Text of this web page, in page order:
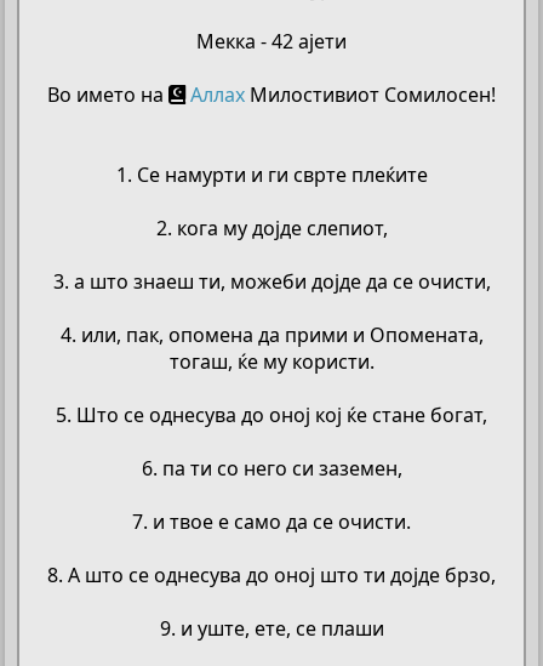
Мекка - 42 ајети
Во името на
Аллах Милостивиот Сомилосен!
1. Се намурти и ги сврте плеќите
2. кога му дојде слепиот,
3. а што знаеш ти, можеби дојде да се очисти,
4. или, пак, опомена да прими и Опомената,
тогаш, ќе му користи.
5. Што се однесува до оној кој ќе стане богат,
6. па ти со него си заземен,
7. и твое е само да се очисти.
8. А што се однесува до оној што ти дојде брзо,
9. и уште, ете, се плаши